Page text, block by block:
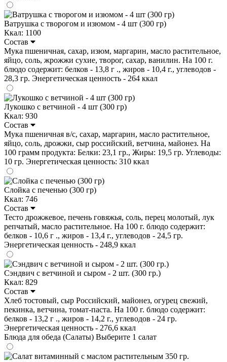
Ватрушка с творогом и изюмом - 4 шт (300 гр)
Ккал: 1100
Состав
Мука пшеничная, сахар, изюм, маргарин, масло растительное,
яйцо, соль, жрожжи сухие, творог, сахар, ванилин. На 100 г.
блюдо содержит: белков - 13,8 г ., жиров - 10,4 г., углеводов -
28,3 гр. Энергетическая ценность - 264 ккал
Лукошко с ветчиной - 4 шт (300 гр)
Ккал: 930
Состав
Мука пшеничная в/с, сахар, маргарин, масло растительное,
яйцо, соль, дрожжи, сыр российский, ветчина, майонез. На
100 грамм продукта: Белки: 23,1 гр., Жиры: 19,5 гр. Углеводы:
10 гр. Энергетическая ценность: 310 ккал
Слойка с печенью (300 гр)
Ккал: 746
Состав
Тесто дрожжевое, печень говяжья, соль, перец молотый, лук
репчатый, масло растительное. На 100 г. блюдо содержит:
белков - 10,6 г ., жиров - 13,4 г., углеводов - 24,5 гр.
Энергетическая ценность - 248,9 ккал
Сэндвич с ветчиной и сыром - 2 шт. (300 гр.)
Ккал: 829
Состав
Хлеб тостовый, сыр Российский, майонез, огурец свежий,
пекинка, ветчина, томат-паста. На 100 г. блюдо содержит:
белков - 13,2 г ., жиров - 14,2 г., углеводов - 24 гр.
Энергетическая ценность - 276,6 ккал
Блюда для обеда (Салаты) Выберите 1 салат